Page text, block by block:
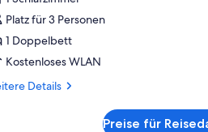
Platz für 3 Personen
1 Doppelbett
Kostenloses WLAN
Details
Preise für